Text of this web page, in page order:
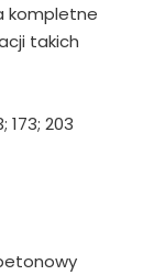
kompletne
takich
173; 203